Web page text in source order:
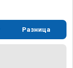
Разница